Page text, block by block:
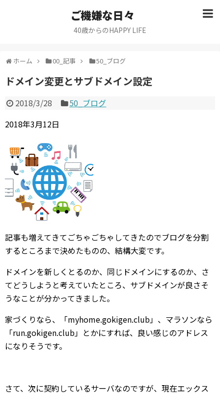
ご機嫌な日々
40歳からのHAPPY LIFE
ホーム 00_記事 50_ブログ
ドメイン変更とサブドメイン設定
2018/3/28
50_ブログ
2018年3月12日
記事も増えてきてごちゃごちゃしてきたのでブログを分割
するところまで決めたものの、結構大変です。
ドメインを新しくとるのか、同じドメインにするのか、さ
てどうしようと考えていたところ、サブドメインが良さそ
うなことが分かってきました。
家づくりなら、「myhome.gokigen.club」、マラソンなら
「run.gokigen.club」とかにすれば、良い感じのアドレス
になりそうです。
さて、次に契約しているサーバなのですが、現在エックス